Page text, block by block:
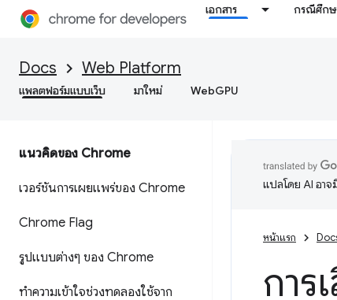
เอกสาร กรณีศึกษ
Docs Web Platform
แพลตฟอร์มแบบเว็บ มาใหม่ WebGPU
แนวคิดของ Chrome
เวอร์ชันการเผยแพร่ของ Chrome
Chrome Flag
รูปแบบต่างๆ ของ Chrome
ทําความเข้าใจช่วงทดลองใช้จาก
แปลโดย AI อา
หน้าแรก
การ